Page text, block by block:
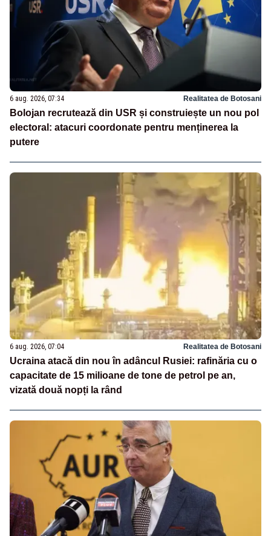
6 aug. 2026, 07:34 Realitatea de Botosani
Bolojan recrutează din USR și construiește un nou pol
electoral: atacuri coordonate pentru menținerea la
putere
6 aug. 2026, 07:04 Realitatea de Botosani
Ucraina atacă din nou în adâncul Rusiei: rafinăria cu o
capacitate de 15 milioane de tone de petrol pe an,
vizată două nopți la rând